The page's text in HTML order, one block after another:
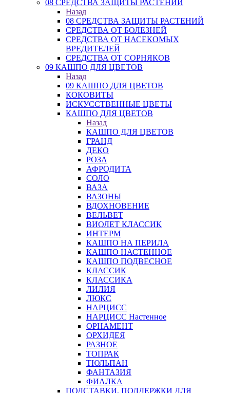
08 СРЕДСТВА ЗАЩИТЫ РАСТЕНИЙ
Назад
08 СРЕДСТВА ЗАЩИТЫ РАСТЕНИЙ
СРЕДСТВА ОТ БОЛЕЗНЕЙ
СРЕДСТВА ОТ НАСЕКОМЫХ
ВРЕДИТЕЛЕЙ
СРЕДСТВА ОТ СОРНЯКОВ
09 КАШПО ДЛЯ ЦВЕТОВ
Назад
09 КАШПО ДЛЯ ЦВЕТОВ
КОКОВИТЫ
ИСКУССТВЕННЫЕ ЦВЕТЫ
КАШПО ДЛЯ ЦВЕТОВ
Назад
КАШПО ДЛЯ ЦВЕТОВ
ГРАНД
ДЕКО
РОЗА
АФРОДИТА
СОЛО
ВАЗА
ВАЗОНЫ
ВДОХНОВЕНИЕ
ВЕЛЬВЕТ
ВИОЛЕТ КЛАССИК
ИНТЕРМ
КАШПО НА ПЕРИЛА
КАШПО НАСТЕННОЕ
КАШПО ПОДВЕСНОЕ
КЛАССИК
КЛАССИКА
ЛИЛИЯ
ЛЮКС
НАРЦИСС
НАРЦИСС Настенное
ОРНАМЕНТ
ОРХИДЕЯ
РАЗНОЕ
ТОПРАК
ТЮЛЬПАН
ФАНТАЗИЯ
ФИАЛКА
ПОДСТАВКИ, ПОДДЕРЖКИ ДЛЯ